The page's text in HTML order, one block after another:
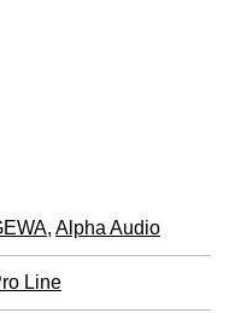
, Alpha Audio
Line